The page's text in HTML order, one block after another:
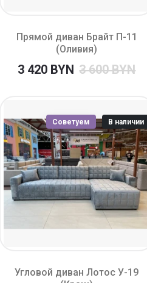
Прямой диван Брайт П-11
(Оливия)
3 420 BYN 3 600 BYN
Советуем В наличии
Угловой диван Лотос У-19